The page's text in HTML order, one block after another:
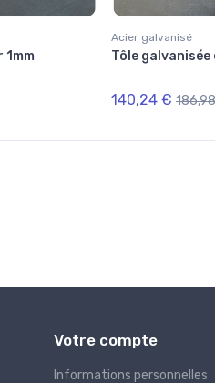
1mm
Acier galvanisé
Tôle galvanisée
140,24 €
Votre compte
Informations personnelles